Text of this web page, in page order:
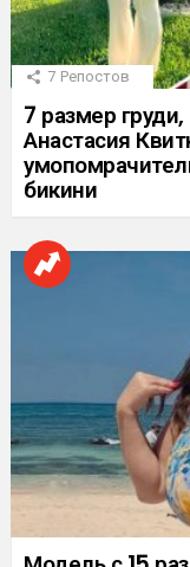
7 Репостов
7 размер
Анастасия
бикини